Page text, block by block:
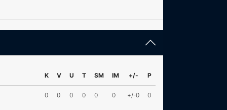
K V U T SM IM +/- P
0 0 0 0 0 0 +/-0 0